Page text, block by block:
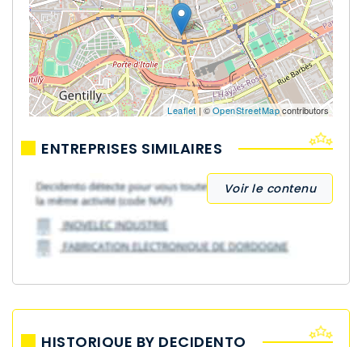
Leaflet| ©OpenStreetMapcontributors
ENTREPRISES SIMILAIRES
Voir le contenu
HISTORIQUE BY DECIDENTO